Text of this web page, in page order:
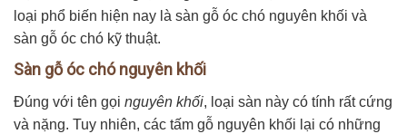
loại phổ biến hiện nay là sàn gỗ óc chó nguyên khối và
sàn gỗ óc chó kỹ thuật.
Sàn gỗ óc chó nguyên khối
Đúng với tên gọi nguyên khối, loại sàn này có tính rất cứng
và nặng. Tuy nhiên, các tấm gỗ nguyên khối lại có những